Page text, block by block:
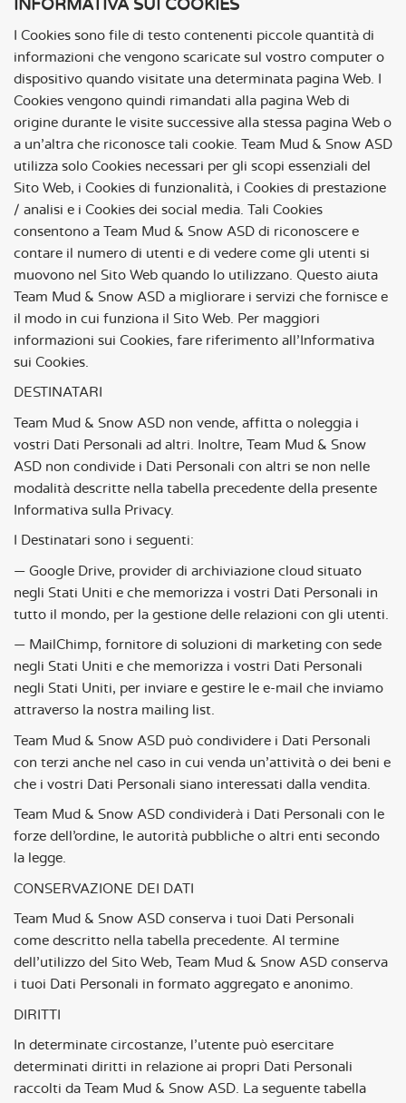
INFORMATIVA SUI COOKIES
I Cookies sono file di testo contenenti piccole quantità di
informazioni che vengono scaricate sul vostro computer o
dispositivo quando visitate una determinata pagina Web. I
Cookies vengono quindi rimandati alla pagina Web di
origine durante le visite successive alla stessa pagina Web o
a un’altra che riconosce tali cookie. Team Mud & Snow ASD
utilizza solo Cookies necessari per gli scopi essenziali del
Sito Web, i Cookies di funzionalità, i Cookies di prestazione
/ analisi e i Cookies dei social media. Tali Cookies
consentono a Team Mud & Snow ASD di riconoscere e
contare il numero di utenti e di vedere come gli utenti si
muovono nel Sito Web quando lo utilizzano. Questo aiuta
Team Mud & Snow ASD a migliorare i servizi che fornisce e
il modo in cui funziona il Sito Web. Per maggiori
informazioni sui Cookies, fare riferimento all’Informativa
sui Cookies.
DESTINATARI
Team Mud & Snow ASD non vende, affitta o noleggia i
vostri Dati Personali ad altri. Inoltre, Team Mud & Snow
ASD non condivide i Dati Personali con altri se non nelle
modalità descritte nella tabella precedente della presente
Informativa sulla Privacy.
I Destinatari sono i seguenti:
— Google Drive, provider di archiviazione cloud situato
negli Stati Uniti e che memorizza i vostri Dati Personali in
tutto il mondo, per la gestione delle relazioni con gli utenti.
— MailChimp, fornitore di soluzioni di marketing con sede
negli Stati Uniti e che memorizza i vostri Dati Personali
negli Stati Uniti, per inviare e gestire le e-mail che inviamo
attraverso la nostra mailing list.
Team Mud & Snow ASD può condividere i Dati Personali
con terzi anche nel caso in cui venda un’attività o dei beni e
che i vostri Dati Personali siano interessati dalla vendita.
Team Mud & Snow ASD condividerà i Dati Personali con le
forze dell’ordine, le autorità pubbliche o altri enti secondo
la legge.
CONSERVAZIONE DEI DATI
Team Mud & Snow ASD conserva i tuoi Dati Personali
come descritto nella tabella precedente. Al termine
dell’utilizzo del Sito Web, Team Mud & Snow ASD conserva
i tuoi Dati Personali in formato aggregato e anonimo.
DIRITTI
In determinate circostanze, l’utente può esercitare
determinati diritti in relazione ai propri Dati Personali
raccolti da Team Mud & Snow ASD. La seguente tabella